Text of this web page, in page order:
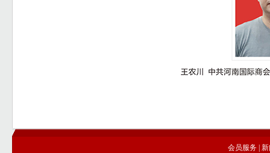
会员服务